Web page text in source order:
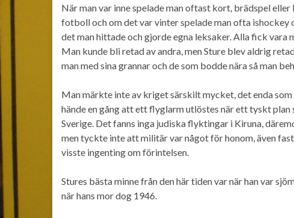
När man var inne spelade man oftast kort, brädspel
fotboll och om det var vinter spelade man ofta ishockey
det man hittade och gjorde egna leksaker. Alla fick vara
Man kunde bli retad av andra, men Sture blev aldrig
man med sina grannar och de som bodde nära så man
Man märkte inte av kriget särskilt mycket, det enda
hände en gång att ett flyglarm utlöstes när ett tyskt
Sverige. Det fanns inga judiska flyktingar i Kiruna,
men tyckte inte att militär var något för honom, även
visste ingenting om förintelsen.
Stures bästa minne från den här tiden var när han var
när hans mor dog 1946.